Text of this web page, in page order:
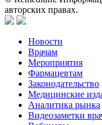
авторских правах.
Новости
Врачам
Мероприятия
Фармацевтам
Законодательство
Медицинские
Аналитика рынка
Видеозаметки